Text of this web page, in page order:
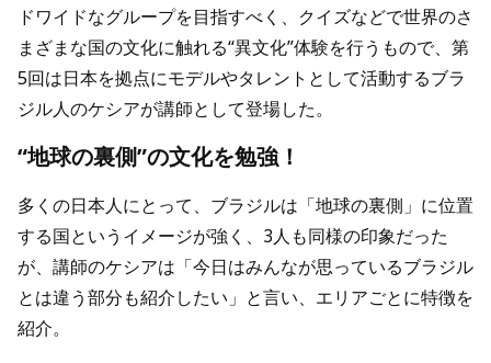
ドワイドなグループを目指すべく、クイズなどで世界のさ
まざまな国の文化に触れる“異文化”体験を行うもので、第
5回は日本を拠点にモデルやタレントとして活動するブラ
ジル人のケシアが講師として登場した。
“地球の裏側”の文化を勉強！
多くの日本人にとって、ブラジルは「地球の裏側」に位置
する国というイメージが強く、3人も同様の印象だった
が、講師のケシアは「今日はみんなが思っているブラジル
とは違う部分も紹介したい」と言い、エリアごとに特徴を
紹介。